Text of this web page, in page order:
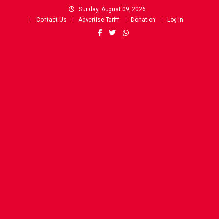
Sunday, August 09, 2026
Contact Us
Advertise Tariff Donation Log In